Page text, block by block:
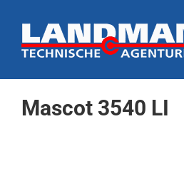
naar
inhoud
Mascot 3540 LI